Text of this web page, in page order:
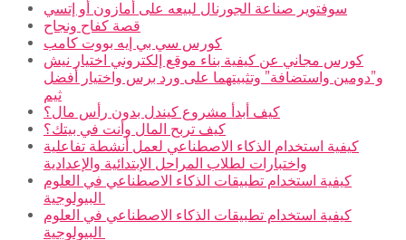
سوفتوير صناعة الجورنال لبيعه على أمازون أو إتسي
قصة كفاح ونجاح
كورس سي بي إيه بووت كامب
كورس مجاني عن كيفية بناء موقع إلكتروني اختيار نيش
و”دومين واستضافة” وتثبيتهما على ورد برس واختيار أفضل
ثيم
كيف أبدأ مشروع كيندل بدون رأس مال؟
كيف تربح المال وأنت في بيتك؟
كيفية استخدام الذكاء الاصطناعي لعمل أنشطة تفاعلية
واختبارات لطلاب المراحل الإبتدائية والإعدادية
كيفية استخدام تطبيقات الذكاء الاصطناعي في العلوم
كيفية استخدام تطبيقات الذكاء الاصطناعي في العلوم